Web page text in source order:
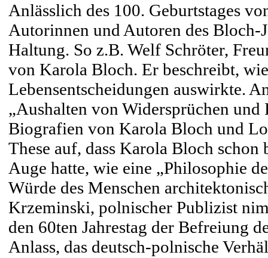
Anlässlich des 100. Geburtstages
Autorinnen und Autoren des Bloch-
Haltung. So z.B. Welf Schröter,
von Karola Bloch. Er beschreibt,
Lebensentscheidungen auswirkte.
„Aushalten von Widersprüchen und
Biografien von Karola Bloch und
These auf, dass Karola Bloch
Auge hatte, wie eine „Philosophie
Würde des Menschen
Krzeminski, polnischer Publizist
den 60ten Jahrestag der Befreiung
Anlass, das deutsch-polnische